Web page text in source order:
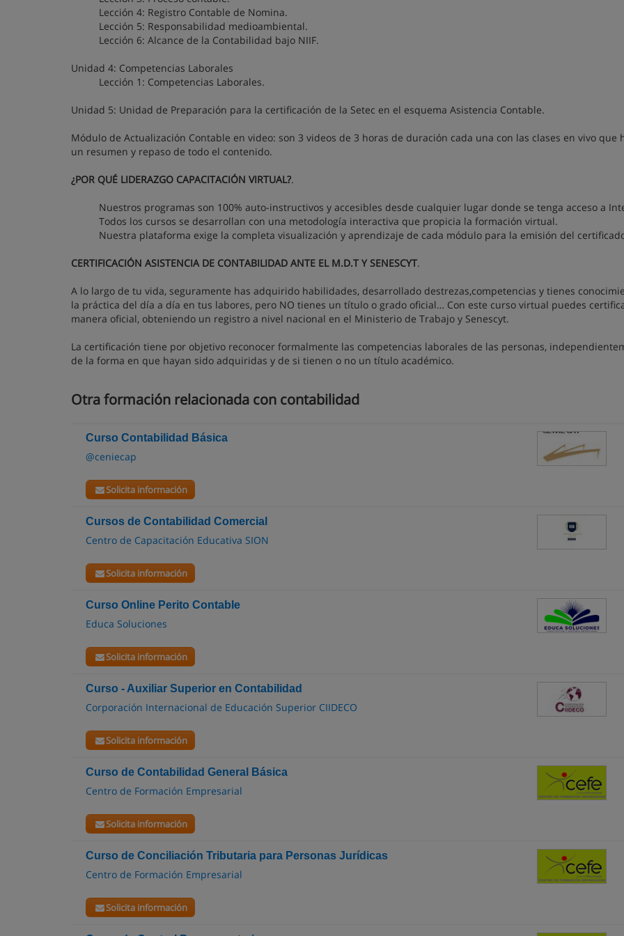
Lección 4: Registro Contable de Nomina.
Lección 5: Responsabilidad medioambiental.
Lección 6: Alcance de la Contabilidad bajo NIIF.
Unidad 4: Competencias Laborales
Lección 1: Competencias Laborales.
Unidad 5: Unidad de Preparación para la certificación de la Setec en el esquema Asistencia Contable.
Módulo de Actualización Contable en video: son 3 videos de 3 horas de duración cada una con las clases en vivo que
un resumen y repaso de todo el contenido.
¿POR QUÉ LIDERAZGO CAPACITACIÓN VIRTUAL?.
Nuestros programas son 100% auto-instructivos y accesibles desde cualquier lugar donde se tenga acceso a
Todos los cursos se desarrollan con una metodología interactiva que propicia la formación virtual.
Nuestra plataforma exige la completa visualización y aprendizaje de cada módulo para la emisión del
CERTIFICACIÓN ASISTENCIA DE CONTABILIDAD ANTE EL M.D.T Y SENESCYT.
A lo largo de tu vida, seguramente has adquirido habilidades, desarrollado destrezas,competencias y tienes
la práctica del día a día en tus labores, pero NO tienes un título o grado oficial… Con este curso virtual puedes
manera oficial, obteniendo un registro a nivel nacional en el Ministerio de Trabajo y Senescyt.
La certificación tiene por objetivo reconocer formalmente las competencias laborales de las personas,
de la forma en que hayan sido adquiridas y de si tienen o no un título académico.
Otra formación relacionada con contabilidad
Curso Contabilidad Básica
@ceniecap
Solicita información
Cursos de Contabilidad Comercial
Centro de Capacitación Educativa SION
Solicita información
Curso Online Perito Contable
Educa Soluciones
Solicita información
Curso - Auxiliar Superior en Contabilidad
Corporación Internacional de Educación Superior CIIDECO
Solicita información
Curso de Contabilidad General Básica
Centro de Formación Empresarial
Solicita información
Curso de Conciliación Tributaria para Personas Jurídicas
Centro de Formación Empresarial
Solicita información